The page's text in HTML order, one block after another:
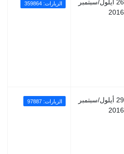
26 أيلول/سبتمبر
2016
الزيارات: 359864
29 أيلول/سبتمبر
2016
الزيارات: 97887